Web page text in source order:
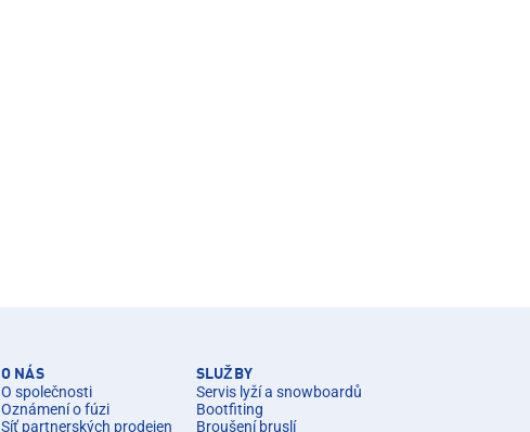
O NÁS
O společnosti
Oznámení o fúzi
Síť partnerských prodejen
SLUŽBY
Servis lyží a snowboardů
Bootfiting
Broušení bruslí